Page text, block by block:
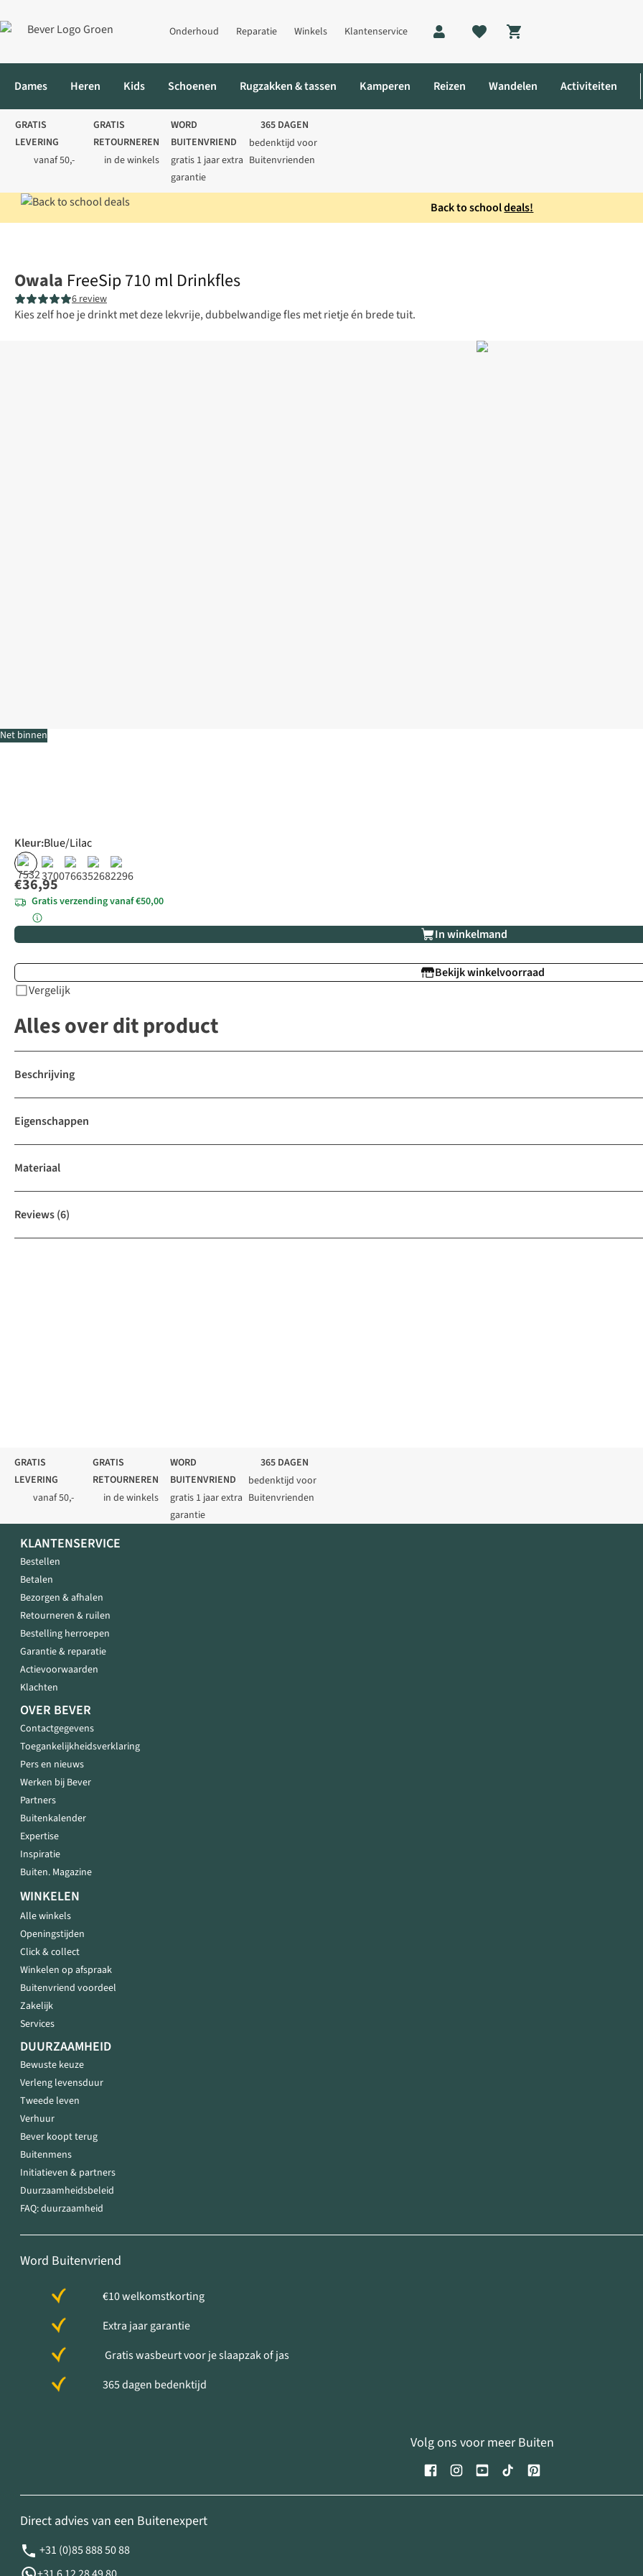
Onderhoud Reparatie Winkels Klantenservice
Shopping cart
Dames Heren Kids Schoenen Rugzakken & tassen Kamperen Reizen Wandelen Activiteiten
GRATIS
LEVERING
vanaf 50,-
GRATIS
RETOURNEREN
in de winkels
WORD
BUITENVRIEND
gratis 1 jaar extra
garantie
365 DAGEN
bedenktijd voor
Buitenvrienden
Back to schooldeals!
Net binnen
Owala FreeSip 710 ml Drinkfles
6 review
Kies zelf hoe je drinkt met deze lekvrije, dubbelwandige fles met rietje én brede tuit.
Kleur:Blue/Lilac
€36,95
Gratis verzending vanaf €50,00
In winkelmand
Bekijk winkelvoorraad
Vergelijk
Alles over dit product
Beschrijving
Eigenschappen
Materiaal
Reviews(6)
GRATIS
LEVERING
vanaf 50,-
GRATIS
RETOURNEREN
in de winkels
WORD
BUITENVRIEND
gratis 1 jaar extra
garantie
365 DAGEN
bedenktijd voor
Buitenvrienden
KLANTENSERVICE
Bestellen
Betalen
Bezorgen & afhalen
Retourneren & ruilen
Bestelling herroepen
Garantie & reparatie
Actievoorwaarden
Klachten
OVER BEVER
Contactgegevens
Toegankelijkheidsverklaring
Pers en nieuws
Werken bij Bever
Partners
Buitenkalender
Expertise
Inspiratie
Buiten. Magazine
WINKELEN
Alle winkels
Openingstijden
Click & collect
Winkelen op afspraak
Buitenvriend voordeel
Zakelijk
Services
DUURZAAMHEID
Bewuste keuze
Verleng levensduur
Tweede leven
Verhuur
Bever koopt terug
Buitenmens
Initiatieven & partners
Duurzaamheidsbeleid
FAQ: duurzaamheid
Word Buitenvriend
€10 welkomstkorting
Extra jaar garantie
Gratis wasbeurt voor je slaapzak of jas
365 dagen bedenktijd
Volg ons voor meer Buiten
Direct advies van een Buitenexpert
+31 (0)85 888 50 88